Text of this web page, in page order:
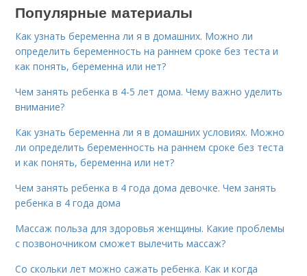
Популярные материалы
Как узнать беременна ли я в домашних. Можно ли
определить беременность на раннем сроке без теста и
как понять, беременна или нет?
Чем занять ребенка в 4-5 лет дома. Чему важно уделить
внимание?
Как узнать беременна ли я в домашних условиях. Можно
ли определить беременность на раннем сроке без теста
и как понять, беременна или нет?
Чем занять ребенка в 4 года дома девочке. Чем занять
ребенка в 4 года дома
Массаж польза для здоровья женщины. Какие проблемы
с позвоночником сможет вылечить массаж?
Со скольки лет можно сажать ребенка. Как и когда